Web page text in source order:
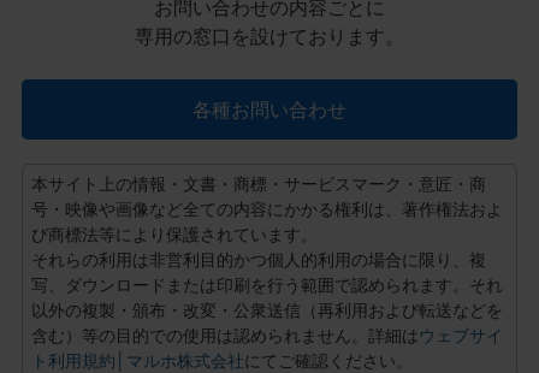
お問い合わせの内容ごとに
専用の窓口を設けております。
各種お問い合わせ
本サイト上の情報・文書・商標・サービスマーク・意匠・商
号・映像や画像など全ての内容にかかる権利は、著作権法およ
び商標法等により保護されています。
それらの利用は非営利目的かつ個人的利用の場合に限り、複
写、ダウンロードまたは印刷を行う範囲で認められます。それ
以外の複製・頒布・改変・公衆送信（再利用および転送などを
含む）等の目的での使用は認められません。詳細は ウェブサイ
ト利用規約│マルホ株式会社にてご確認ください。